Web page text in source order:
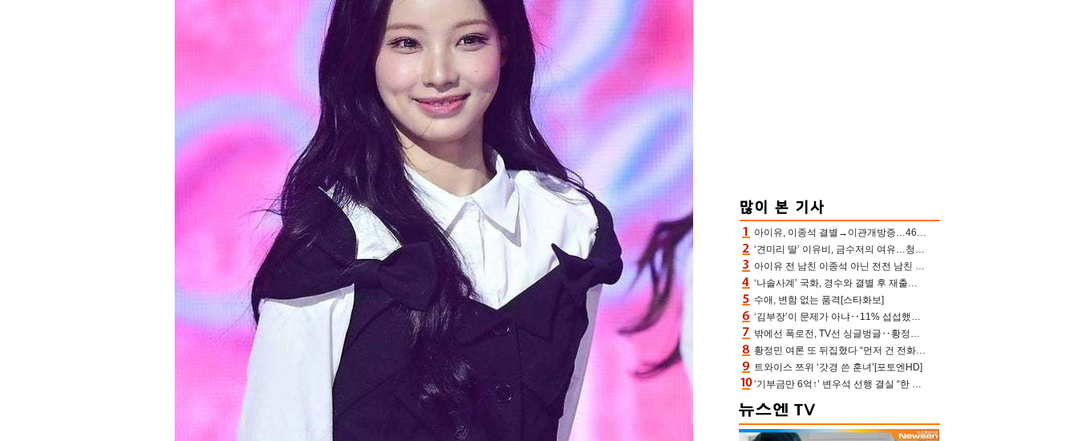
아이유, 이종석 결별→이관개방증…46장 꽉 채운 유애나 ♥ “열심히 사는 중”
‘견미리 딸’ 이유비, 금수저의 여유…청순 미모에 반전 슬림 라인
아이유 전 남친 이종석 아닌 전전 남친 장기하 소환 ‘별일 없이 산다’ 선곡…46장에 꾹 눌러 담은 근황
‘나솔사계’ 국화, 경수와 결별 후 재출연…첫인상 3표 몰표
수애, 변함 없는 품격[스타화보]
‘김부장’이 문제가 아냐‥11% 섭섭했던 ‘재벌X형사2’ 돈·빽 총동원해 컴백 [TV보고서]
밖에선 폭로전, TV선 싱글벙글‥황정민 ‘틈만 나면’ 출연, 피로감은 시청자 몫
황정민 여론 또 뒤집혔다 “먼저 건 전화 62통, 그만 연락해” vs 女팬 “녹취 다 올려” 진흙탕 싸움
트와이스 쯔위 ‘갓경 쓴 훈녀’[포토엔HD]
‘기부금만 6억↑’ 변우석 선행 결실 “한 아이 치료 마쳐”‥‘유캠’ 출연자가 전한 미담